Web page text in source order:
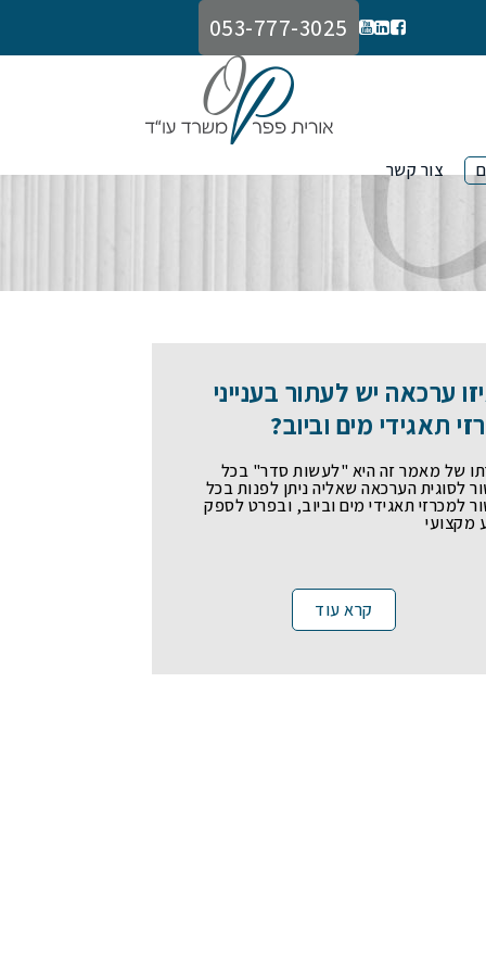
053-777-3025
צור קשר
ערכאה יש לעתור בענייני
תאגידי מים וביוב?
של מאמר זה היא "לעשות סדר" בכל
לסוגית הערכאה שאליה ניתן לפנות בכל
למכרזי תאגידי מים וביוב, ובפרט לספק
מקצועי
קרא עוד